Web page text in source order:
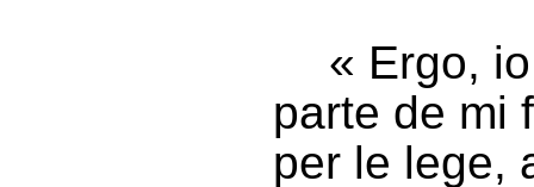
« Ergo,
parte de mi
per le lege,